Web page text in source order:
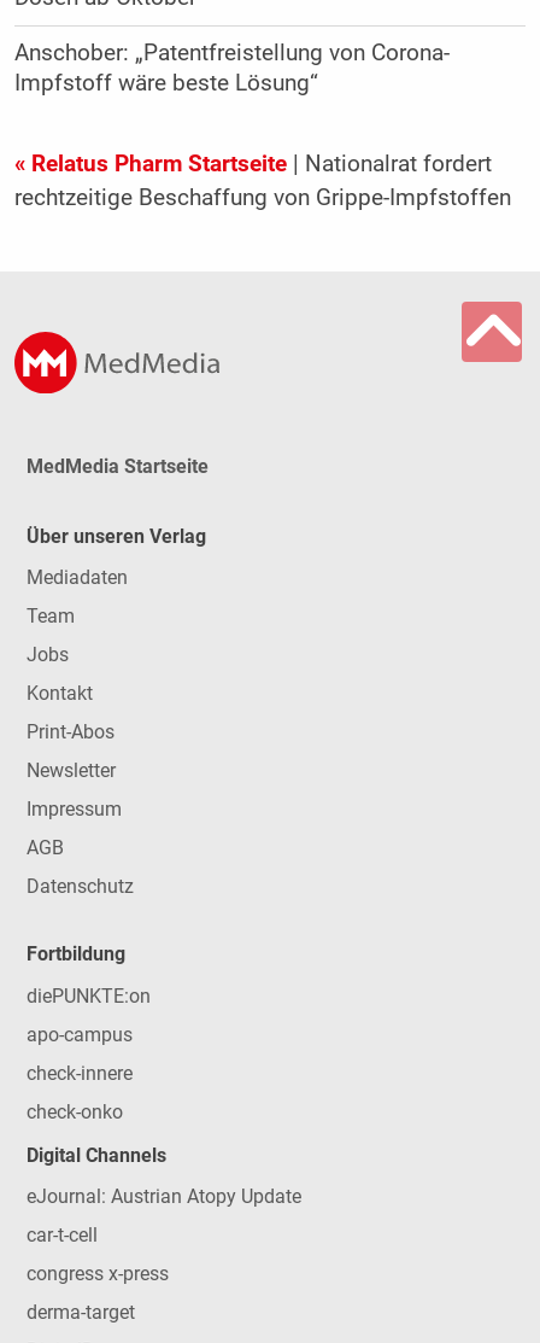
Anschober: „Patentfreistellung von Corona-
Impfstoff wäre beste Lösung“
« Relatus Pharm Startseite| Nationalrat fordert
rechtzeitige Beschaffung von Grippe-Impfstoffen
MedMedia Startseite
Über unseren Verlag
Mediadaten
Team
Jobs
Kontakt
Print-Abos
Newsletter
Impressum
AGB
Datenschutz
Fortbildung
diePUNKTE:on
apo-campus
check-innere
check-onko
Digital Channels
eJournal: Austrian Atopy Update
car-t-cell
congress x-press
derma-target